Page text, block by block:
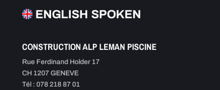
CONSTRUCTION ALP LEMAN PISCINE
Rue Ferdinand Holder 17
CH 1207 GENEVE
Tél : 078 218 87 01